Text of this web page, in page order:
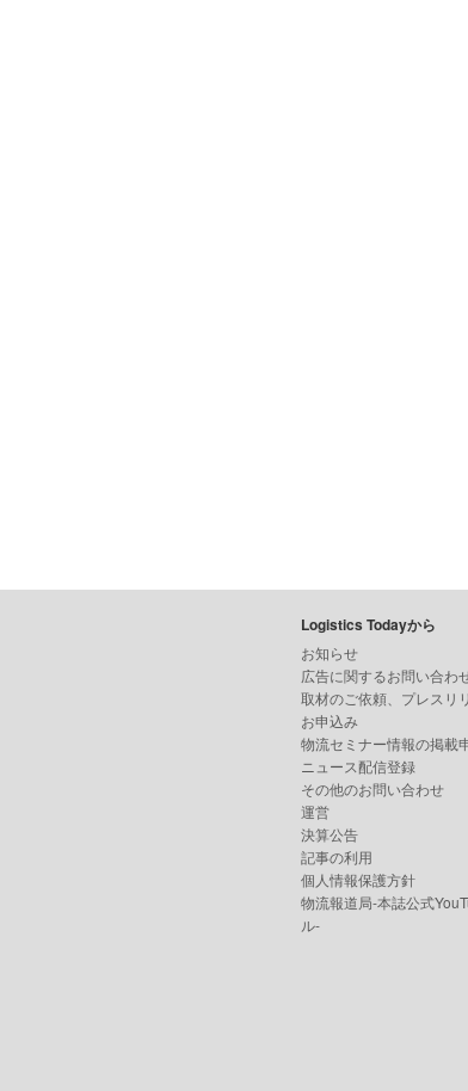
Logistics Todayから
お知らせ
広告に関するお問い合わ
取材のご依頼、プレスリ
お申込み
物流セミナー情報の掲載
ニュース配信登録
その他のお問い合わせ
運営
決算公告
記事の利用
個人情報保護方針
物流報道局-本誌公式
ル-